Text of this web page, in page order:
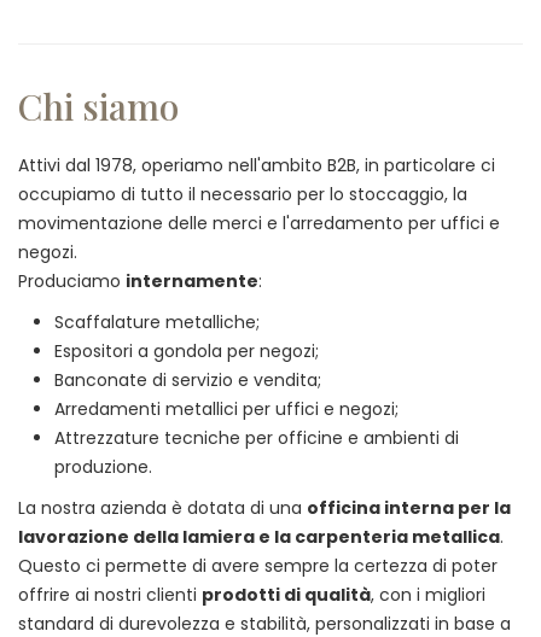
Chi siamo
Attivi dal 1978, operiamo nell'ambito B2B, in particolare ci
occupiamo di tutto il necessario per lo stoccaggio, la
movimentazione delle merci e l'arredamento per uffici e
negozi.
Produciamo internamente:
Scaffalature metalliche;
Espositori a gondola per negozi;
Banconate di servizio e vendita;
Arredamenti metallici per uffici e negozi;
Attrezzature tecniche per officine e ambienti di
produzione.
La nostra azienda è dotata di una officina interna per la
lavorazione della lamiera e la carpenteria metallica.
Questo ci permette di avere sempre la certezza di poter
offrire ai nostri clienti prodotti di qualità, con i migliori
standard di durevolezza e stabilità, personalizzati in base a